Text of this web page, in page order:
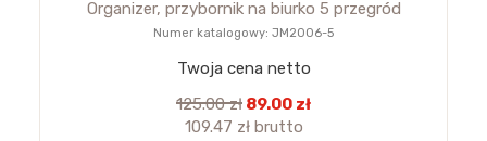
Organizer, przybornik na biurko 5 przegród
Numer katalogowy: JM2006-5
Twoja cena netto
125.00 zł 89.00 zł
109.47 zł brutto